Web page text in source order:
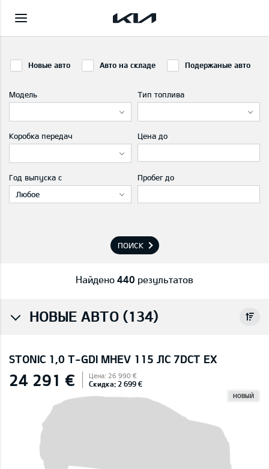
Новые авто Авто на складе Подержаные авто
Модель Тип топлива
Коробка передач Цена до
Год выпуска с
Любое
Пробег до
ПОИСК
Найдено 440 результатов
НОВЫЕ АВТО (134)
STONIC 1,0 T-GDI MHEV 115 ЛС 7DCT EX
24 291 € Цена: 26 990 €
Скидка: 2 699 €
НОВЫЙ